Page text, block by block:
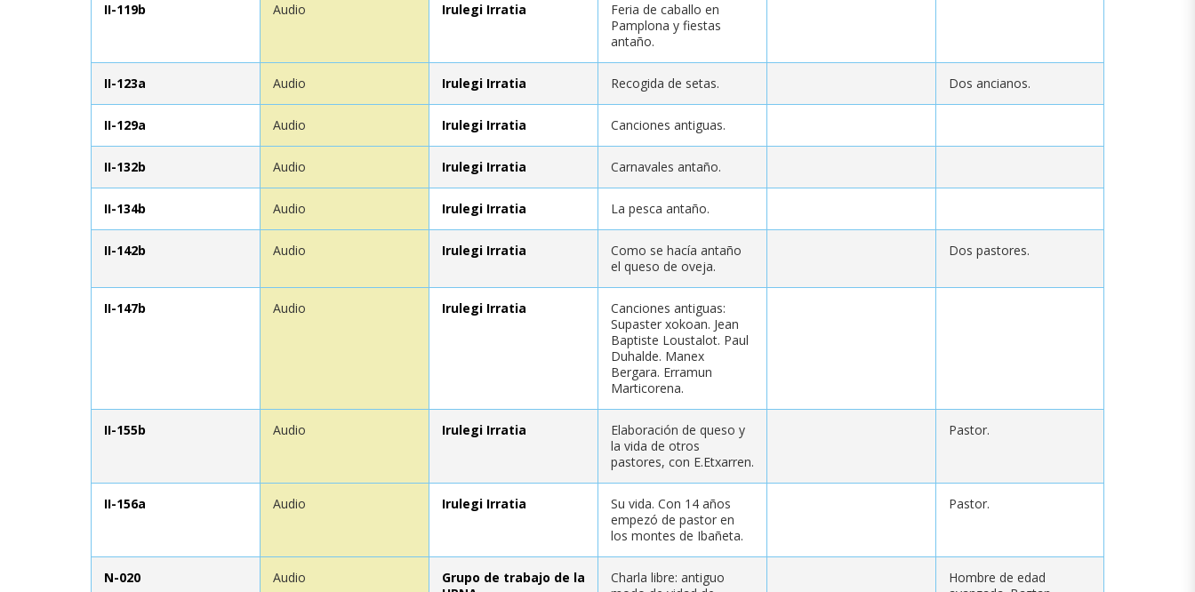
II-119b Audio Irulegi Irratia
Feria de caballo en
Pamplona y fiestas
antaño.
II-123a Audio Irulegi Irratia Recogida de setas. Dos ancianos.
II-129a Audio Irulegi Irratia Canciones antiguas.
II-132b Audio Irulegi Irratia Carnavales antaño.
II-134b Audio Irulegi Irratia La pesca antaño.
II-142b Audio Irulegi Irratia
Como se hacía antaño
el queso de oveja.
Dos pastores.
II-147b Audio Irulegi Irratia
Canciones antiguas:
Supaster xokoan. Jean
Baptiste Loustalot. Paul
Duhalde. Manex
Bergara. Erramun
Marticorena.
II-155b Audio Irulegi Irratia
Elaboración de queso y
la vida de otros
pastores, con E.Etxarren.
Pastor.
II-156a Audio Irulegi Irratia
Su vida. Con 14 años
empezó de pastor en
los montes de Ibañeta.
Pastor.
N-020 Audio
Grupo de trabajo de la
Charla libre: antiguo
Hombre de edad